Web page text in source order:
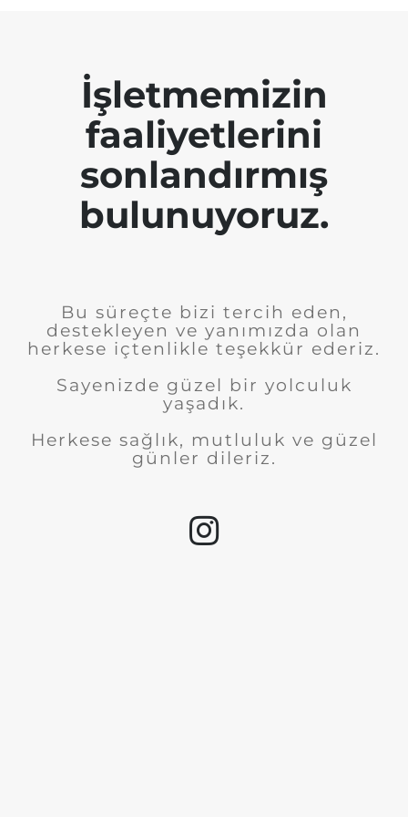
İşletmemizin
faaliyetlerini
sonlandırmış
bulunuyoruz.
Bu süreçte bizi tercih eden,
destekleyen ve yanımızda olan
herkese içtenlikle teşekkür ederiz.
Sayenizde güzel bir yolculuk
yaşadık.
Herkese sağlık, mutluluk ve güzel
günler dileriz.